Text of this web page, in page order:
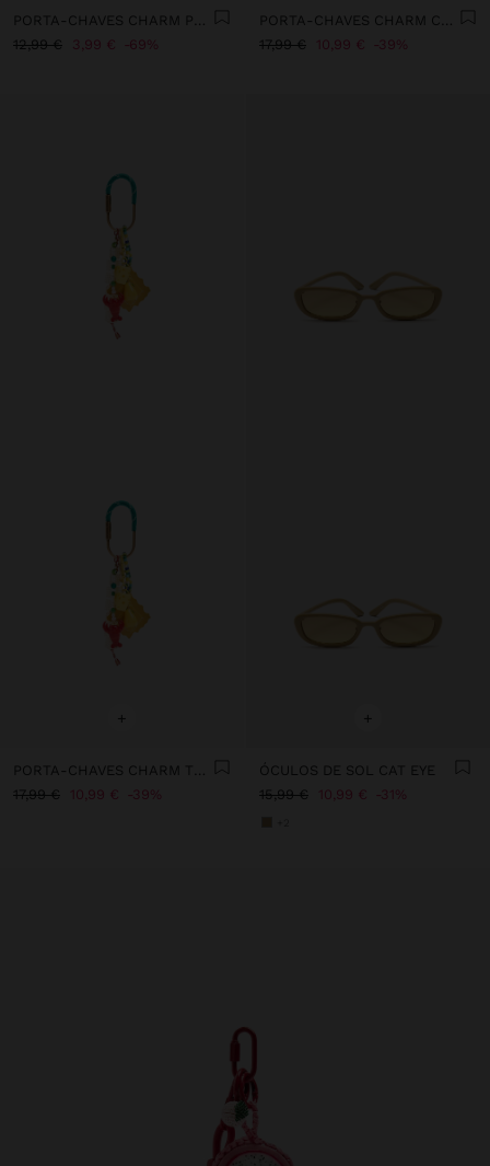
PORTA-CHAVES CHARM POMPOM MISSANGAS FACETADAS
12,99 €
3,99 € 69%
PORTA-CHAVES CHARM CARACOL ESPIRAL DE CROCHÉ
17,99 €
10,99 € 39%
+
17,99 €
10,99 € 39%
+
ÓCULOS DE SOL CAT EYE
15,99 €
10,99 € 31%